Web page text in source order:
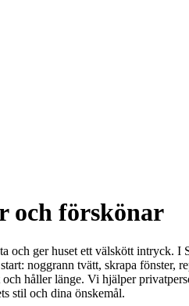
och förskönar
och ger huset ett välskött intryck. I
noggrann tvätt, skrapa fönster,
håller länge. Vi hjälper
stil och dina önskemål.